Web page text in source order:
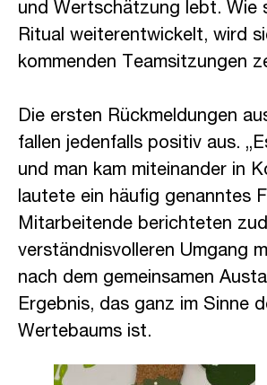
und Wertschätzung lebt. Wie
Ritual weiterentwickelt, wird
kommenden Teamsitzungen
Die ersten Rückmeldungen
fallen jedenfalls positiv aus.
und man kam miteinander in
lautete ein häufig genanntes
Mitarbeitende berichteten
verständnisvolleren Umgang
nach dem gemeinsamen
Ergebnis, das ganz im Sinne
Wertebaums ist.